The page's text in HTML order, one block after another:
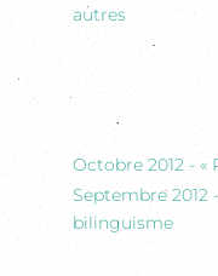
autres
Octobre 2012 -
Septembre 2012
bilinguisme